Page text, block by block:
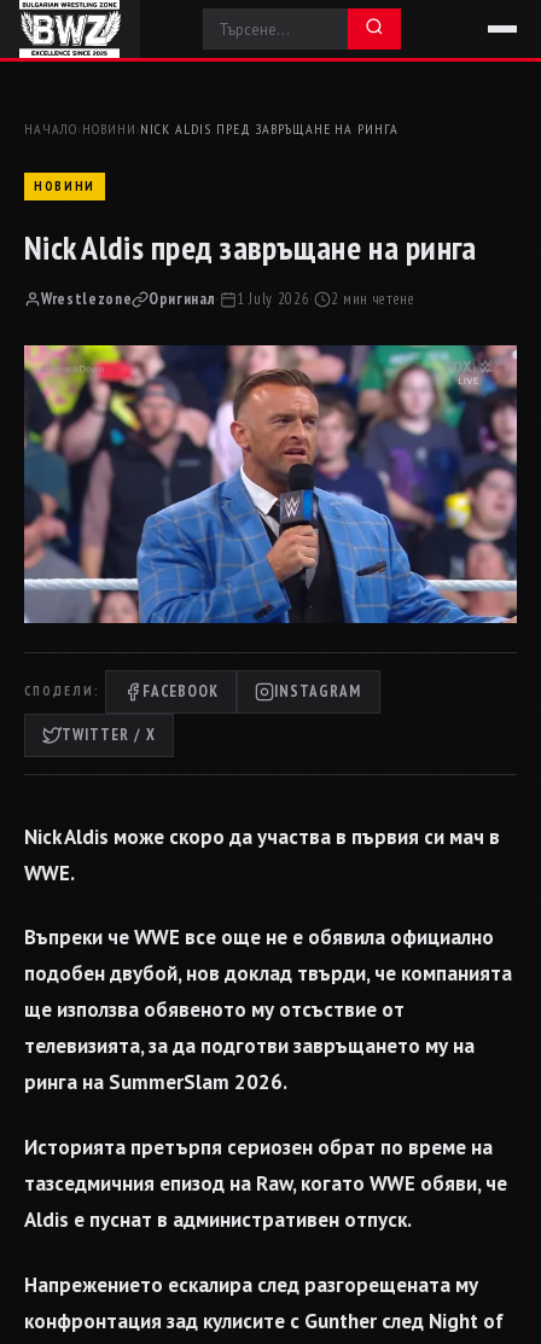
НАЧАЛО› НОВИНИ ›NICK ALDIS ПРЕД ЗАВРЪЩАНЕ НА РИНГА
НОВИНИ
Nick Aldis пред завръщане на ринга
Wrestlezone Оригинал· 1 July 2026· 2 мин четене
СПОДЕЛИ: FACEBOOK INSTAGRAM
TWITTER / X
Nick Aldis може скоро да участва в първия си мач в
WWE.
Въпреки че WWE все още не е обявила официално
подобен двубой, нов доклад твърди, че компанията
ще използва обявеното му отсъствие от
телевизията, за да подготви завръщането му на
ринга на SummerSlam 2026.
Историята претърпя сериозен обрат по време на
тазседмичния епизод на Raw, когато WWE обяви, че
Aldis е пуснат в административен отпуск.
Напрежението ескалира след разгорещената му
конфронтация зад кулисите с Gunther след Night of